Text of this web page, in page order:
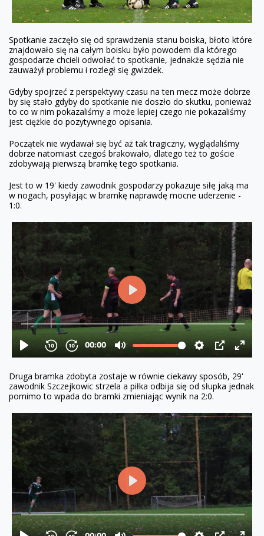
Spotkanie zaczęło się od sprawdzenia stanu boiska, błoto które
znajdowało się na całym boisku było powodem dla którego
gospodarze chcieli odwołać to spotkanie, jednakże sędzia nie
zauważył problemu i rozległ się gwizdek.
Gdyby spojrzeć z perspektywy czasu na ten mecz może dobrze
by się stało gdyby do spotkanie nie doszło do skutku, ponieważ
to co w nim pokazaliśmy a może lepiej czego nie pokazaliśmy
jest ciężkie do pozytywnego opisania.
Początek nie wydawał się być aż tak tragiczny, wyglądaliśmy
dobrze natomiast czegoś brakowało, dlatego też to goście
zdobywają pierwszą bramkę tego spotkania.
Jest to w 19' kiedy zawodnik gospodarzy pokazuje siłę jaką ma
w nogach, posyłając w bramkę naprawdę mocne uderzenie -
1:0.
Druga bramka zdobyta zostaje w równie ciekawy sposób, 29'
zawodnik Szczejkowic strzela a piłka odbija się od słupka jednak
pomimo to wpada do bramki zmieniając wynik na 2:0.